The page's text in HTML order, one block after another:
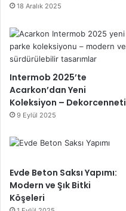
18 Aralık 2025
Intermob 2025’te
Acarkon’dan Yeni
Koleksiyon – Dekorcenneti
9 Eylül 2025
Evde Beton Saksı Yapımı:
Modern ve Şık Bitki
Köşeleri